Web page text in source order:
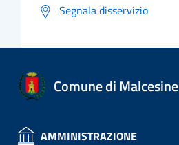
Segnala disservizio
Comune di Malcesine
AMMINISTRAZIONE